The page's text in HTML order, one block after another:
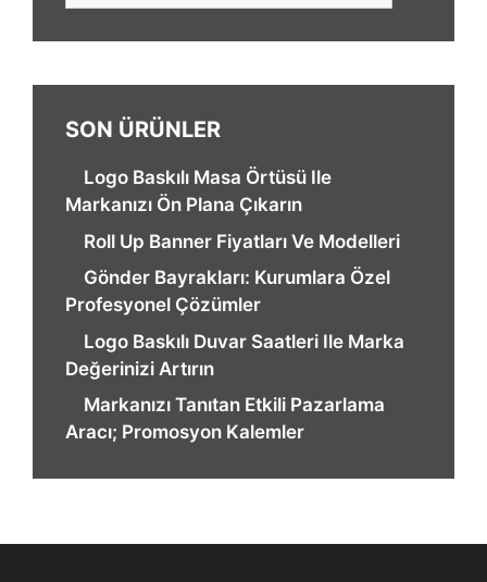
SON ÜRÜNLER
Logo Baskılı Masa Örtüsü Ile
Markanızı Ön Plana Çıkarın
Roll Up Banner Fiyatları Ve Modelleri
Gönder Bayrakları: Kurumlara Özel
Profesyonel Çözümler
Logo Baskılı Duvar Saatleri Ile Marka
Değerinizi Artırın
Markanızı Tanıtan Etkili Pazarlama
Aracı; Promosyon Kalemler